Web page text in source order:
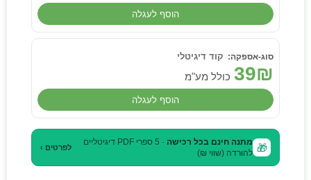
הוסף לעגלה
קוד דיגיטלי
39₪ כולל מע"מ
הוסף לעגלה
🎁 מתנה חינם בכל רכישה
· 5 ספרי PDF דיגיטליים
להורדה (שווי ₪)
לפרטים ›